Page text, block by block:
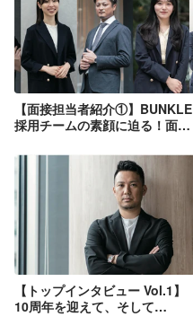
【面接担当者紹介①】BUNKLE
採用チームの素顔に迫る！面接
【トップインタビュー Vol.1】
10周年を迎えて、そして